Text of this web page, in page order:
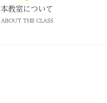
本教室について
ABOUT THE CLASS